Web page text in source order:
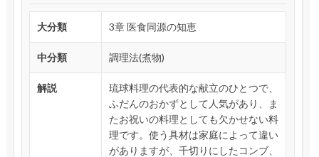
大分類 3章 医食同源の知恵
中分類 調理法(煮物)
解説
琉球料理の代表的な献立のひとつで、
ふだんのおかずとして人気があり、ま
たお祝いの料理としても欠かせない料
理です。使う具材は家庭によって違い
がありますが、千切りにしたコンブ、